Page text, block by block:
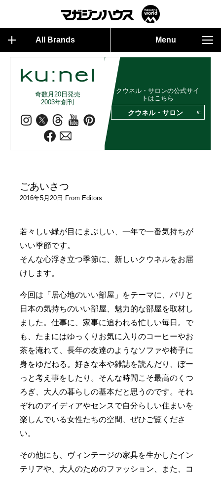
All Brands Menu
奇数月20日発売
2003年創刊
クウネル・サロンの公式サイ
トはこちら
クウネル・サロン
ごあいさつ
2016年5月20日 From Editors
若々しい緑が目にまぶしい、一年で一番気持ちが
いい季節です。
そんな心浮き立つ季節に、新しいクウネルをお届
けします。
今回は「居心地のいい部屋」をテーマに、パリと
日本の気持ちのいい部屋、魅力的な部屋を取材し
ました。仕事に、家事に追われる忙しい毎日。で
も、たまにはゆっくりお気に入りのコーヒーやお
茶を淹れて、長年の友達のようなソファや椅子に
身をゆだねる。好きな本や雑誌を読んだり、ぼー
っと考え事をしたり。そんな時間こそ最高のくつ
ろぎ、大人の暮らしの基本だと思うのです。それ
ぞれのアイディアやセンスで自分らしい住まいを
楽しんでいる女性たちの空間、ぜひご覧くださ
い。
その他にも、ヴィンテージの家具を生かしたイン
テリアや、大人のためのファッション、また、コ